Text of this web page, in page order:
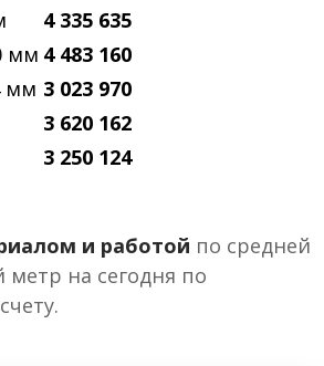
4 335 635
мм 4 483 160
мм 3 023 970
3 620 162
3 250 124
и работой по средней
метр на сегодня по